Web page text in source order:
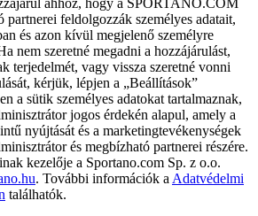
ahhoz, hogy a SPORTANO.COM
partnerei feldolgozzák személyes adatait,
és azon kívül megjelenő személyre
nem szeretné megadni a hozzájárulást,
terjedelmét, vagy vissza szeretné vonni
kérjük, lépjen a „Beállítások”
a sütik személyes adatokat tartalmaznak,
jogos érdekén alapul, amely a
nyújtását és a marketingtevékenységek
és megbízható partnerei részére.
kezelője a Sportano.com Sp. z o.o.
. További információk a Adatvédelmi
találhatók.